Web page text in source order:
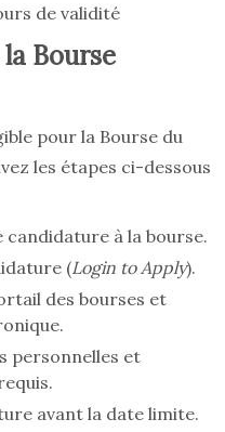
de validité
Bourse
pour la Bourse du
les étapes ci-dessous
à la bourse.
(Login to Apply).
des bourses et
personnelles et
avant la date limite.